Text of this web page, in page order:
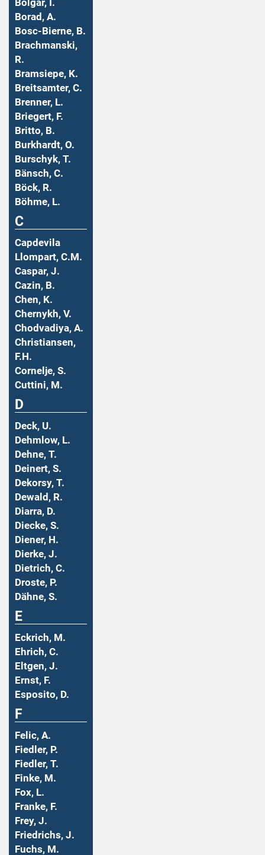
Bolgar, I.
Borad, A.
Bosc-Bierne, B.
Brachmanski,
R.
Bramsiepe, K.
Breitsamter, C.
Brenner, L.
Briegert, F.
Britto, B.
Burkhardt, O.
Burschyk, T.
Bänsch, C.
Böck, R.
Böhme, L.
C
Capdevila
Llompart, C.M.
Caspar, J.
Cazin, B.
Chen, K.
Chernykh, V.
Chodvadiya, A.
Christiansen,
F.H.
Cornelje, S.
Cuttini, M.
D
Deck, U.
Dehmlow, L.
Dehne, T.
Deinert, S.
Dekorsy, T.
Dewald, R.
Diarra, D.
Diecke, S.
Diener, H.
Dierke, J.
Dietrich, C.
Droste, P.
Dähne, S.
E
Eckrich, M.
Ehrich, C.
Eltgen, J.
Ernst, F.
Esposito, D.
F
Felic, A.
Fiedler, P.
Fiedler, T.
Finke, M.
Fox, L.
Franke, F.
Frey, J.
Friedrichs, J.
Fuchs, M.